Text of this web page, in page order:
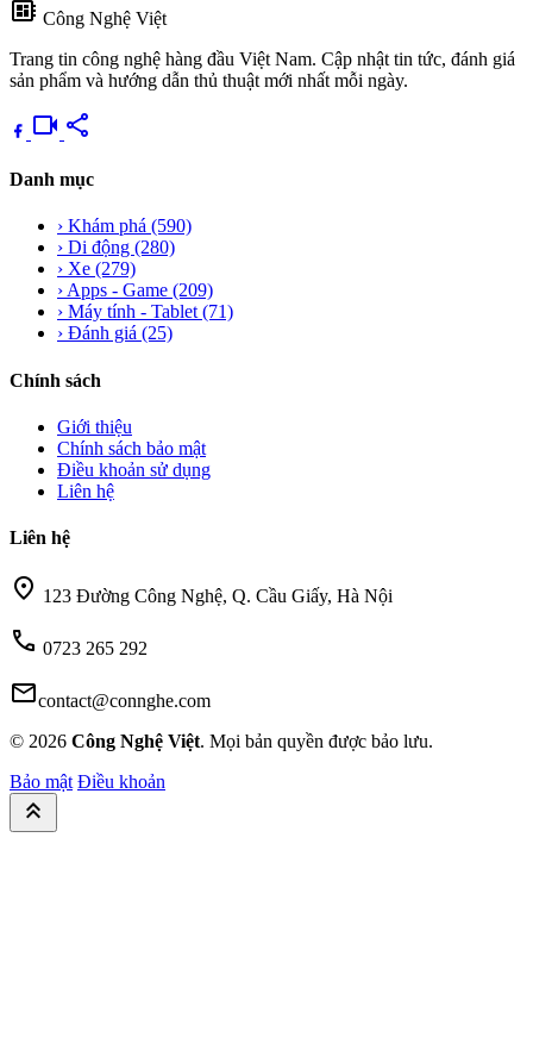
developer_board Công Nghệ Việt
Trang tin công nghệ hàng đầu Việt Nam. Cập nhật tin tức, đánh giá
sản phẩm và hướng dẫn thủ thuật mới nhất mỗi ngày.
videocam share
Danh mục
› Khám phá (590)
› Di động (280)
› Xe (279)
› Apps - Game (209)
› Máy tính - Tablet (71)
› Đánh giá (25)
Chính sách
Giới thiệu
Chính sách bảo mật
Điều khoản sử dụng
Liên hệ
Liên hệ
location_on 123 Đường Công Nghệ, Q. Cầu Giấy, Hà Nội
call 0723 265 292
mailcontact@connghe.com
© 2026 Công Nghệ Việt. Mọi bản quyền được bảo lưu.
Bảo mật Điều khoản
keyboard_double_arrow_up